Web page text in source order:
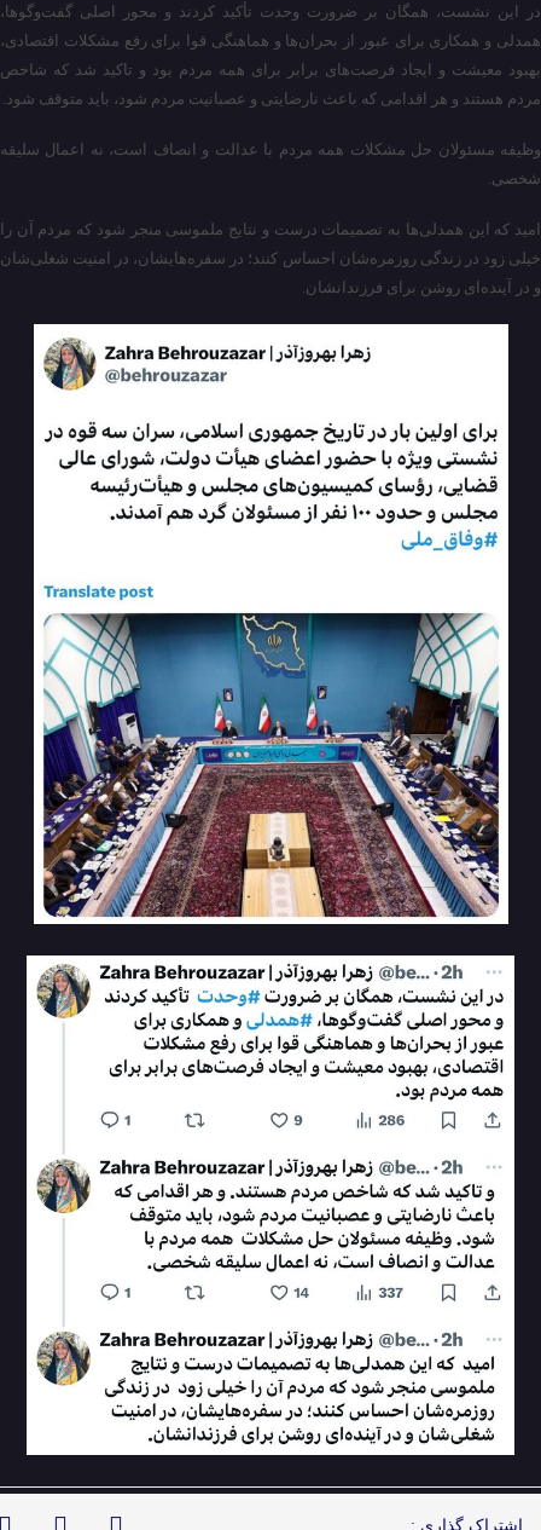
در این نشست، همگان بر ضرورت ‎وحدت تأکید کردند و محور اصلی گفت‌وگوها،
‎همدلی و همکاری برای عبور از بحران‌ها و هماهنگی قوا برای رفع مشکلات اقتصادی،
بهبود معیشت و ایجاد فرصت‌های برابر برای همه مردم بود ‏و تاکید شد که شاخص
مردم هستند و هر اقدامی که باعث نارضایتی و عصبانیت مردم شود، باید متوقف شود.
وظیفه مسئولان حل مشکلات همه مردم با عدالت و انصاف است، نه اعمال سلیقه
شخصی.
امید که این همدلی‌ها به تصمیمات درست و نتایج ملموسی منجر شود که مردم آن را
خیلی زود در زندگی روزمره‌شان احساس کنند؛ در سفره‌هایشان، در امنیت شغلی‌شان
و در آینده‌ای روشن برای فرزندانشان.
اشتراک گذاری :